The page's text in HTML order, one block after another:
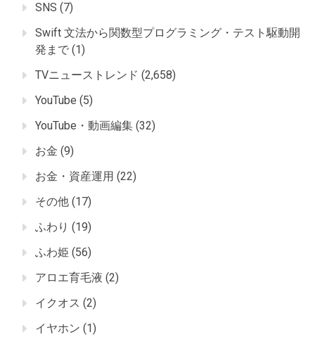
SNS (7)
Swift 文法から関数型プログラミング・テスト駆動開
発まで (1)
TVニューストレンド (2,658)
YouTube (5)
YouTube・動画編集 (32)
お金 (9)
お金・資産運用 (22)
その他 (17)
ふわり (19)
ふわ姫 (56)
アロエ育毛液 (2)
イクオス (2)
イヤホン (1)